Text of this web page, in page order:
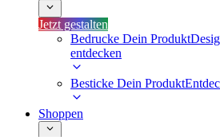
Jetzt gestalten
Bedrucke Dein Produkt
entdecken
Besticke Dein Produkt
Shoppen